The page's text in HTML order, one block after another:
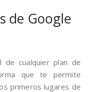
de Google
de cualquier plan de
que te permite
primeros lugares de